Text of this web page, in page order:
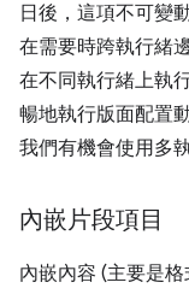
日後，這項不可變
在需要時跨執行緒
在不同執行緒上執
暢地執行版面配置
我們有機會使用多
內嵌片段項目
內嵌內容 (主要是格